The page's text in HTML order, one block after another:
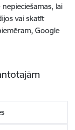
lai
vai skatīt
Google